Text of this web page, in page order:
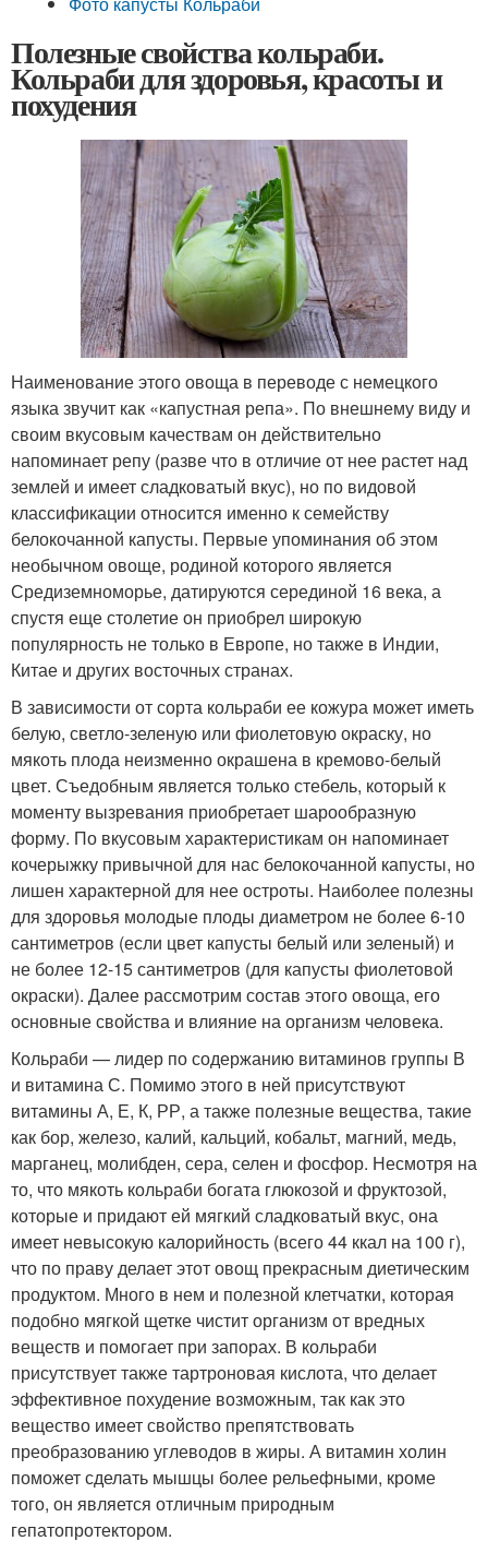
Полезные свойства кольраби.
Кольраби для здоровья, красоты и
похудения
Наименование этого овоща в переводе с немецкого
языка звучит как «капустная репа». По внешнему виду и
своим вкусовым качествам он действительно
напоминает репу (разве что в отличие от нее растет над
землей и имеет сладковатый вкус), но по видовой
классификации относится именно к семейству
белокочанной капусты. Первые упоминания об этом
необычном овоще, родиной которого является
Средиземноморье, датируются серединой 16 века, а
спустя еще столетие он приобрел широкую
популярность не только в Европе, но также в Индии,
Китае и других восточных странах.
В зависимости от сорта кольраби ее кожура может иметь
белую, светло-зеленую или фиолетовую окраску, но
мякоть плода неизменно окрашена в кремово-белый
цвет. Съедобным является только стебель, который к
моменту вызревания приобретает шарообразную
форму. По вкусовым характеристикам он напоминает
кочерыжку привычной для нас белокочанной капусты, но
лишен характерной для нее остроты. Наиболее полезны
для здоровья молодые плоды диаметром не более 6-10
сантиметров (если цвет капусты белый или зеленый) и
не более 12-15 сантиметров (для капусты фиолетовой
окраски). Далее рассмотрим состав этого овоща, его
основные свойства и влияние на организм человека.
Кольраби — лидер по содержанию витаминов группы В
и витамина С. Помимо этого в ней присутствуют
витамины А, Е, К, РР, а также полезные вещества, такие
как бор, железо, калий, кальций, кобальт, магний, медь,
марганец, молибден, сера, селен и фосфор. Несмотря на
то, что мякоть кольраби богата глюкозой и фруктозой,
которые и придают ей мягкий сладковатый вкус, она
имеет невысокую калорийность (всего 44 ккал на 100 г),
что по праву делает этот овощ прекрасным диетическим
продуктом. Много в нем и полезной клетчатки, которая
подобно мягкой щетке чистит организм от вредных
веществ и помогает при запорах. В кольраби
присутствует также тартроновая кислота, что делает
эффективное похудение возможным, так как это
вещество имеет свойство препятствовать
преобразованию углеводов в жиры. А витамин холин
поможет сделать мышцы более рельефными, кроме
того, он является отличным природным
гепатопротектором.